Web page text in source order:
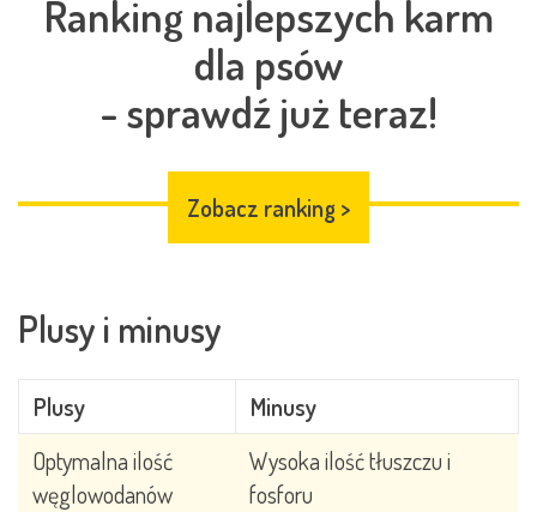
Ranking najlepszych karm
dla psów
- sprawdź już teraz!
Zobacz ranking >
Plusy i minusy
Plusy
Minusy
Optymalna ilość
węglowodanów
Wysoka ilość tłuszczu i
fosforu